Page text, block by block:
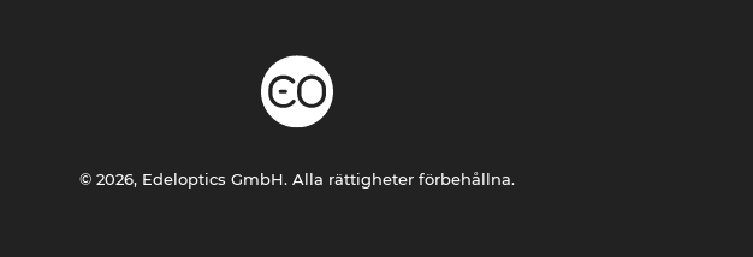
© 2026, Edeloptics GmbH. Alla rättigheter förbehållna.